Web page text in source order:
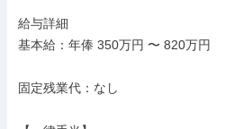
給与詳細
基本給：年俸 350万円 〜 820万円
固定残業代：なし